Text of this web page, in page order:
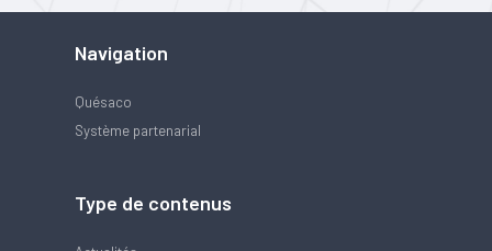
Navigation
Quésaco
Système partenarial
Type de contenus